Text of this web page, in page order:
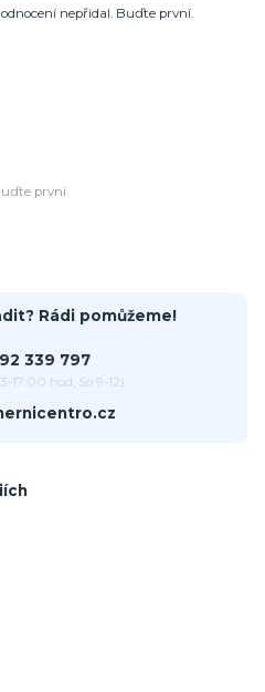
nepřidal. Buďte první.
první.
Rádi pomůžeme!
339 797
17:00 hod, So 9-12)